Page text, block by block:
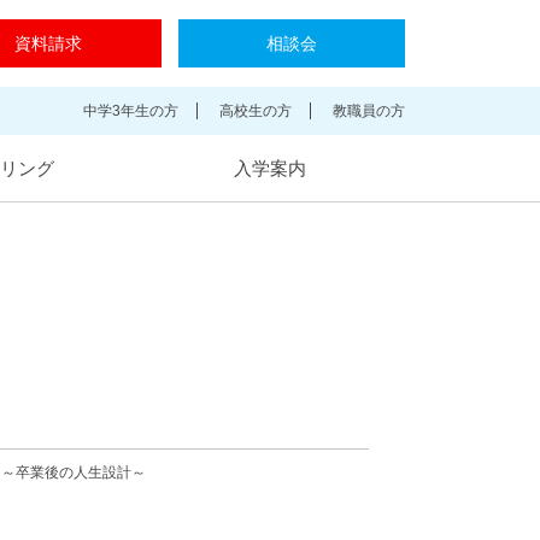
資料請求 相談会
中学3年生の方 高校生の方 教職員の方
ング 入学案内
卒業後の人生設計～